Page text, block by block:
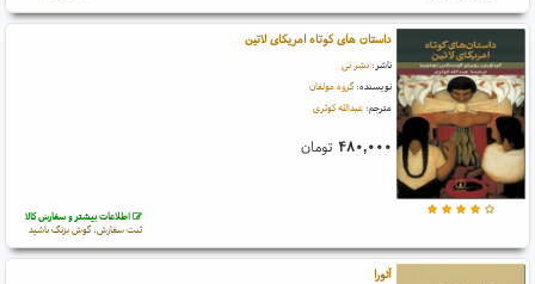
داستان های کوتاه امریکای لاتین
ناشر: نشر نی
نویسنده: گروه مولفان
مترجم: عبدالله کوثری
۴۸۰,۰۰۰ تومان
اطلاعات بیشتر و سفارش کالا
ثبت سفارش، گوش بزنگ باشید
آئورا